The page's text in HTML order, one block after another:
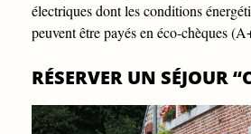
électriques dont les conditions
peuvent être payés en éco-chèques
RÉSERVER UN SÉJOUR